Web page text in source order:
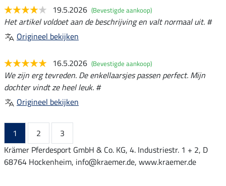
19.5.2026 (Bevestigde aankoop)
Het artikel voldoet aan de beschrijving en valt normaal uit. #
Origineel bekijken
16.5.2026 (Bevestigde aankoop)
We zijn erg tevreden. De enkellaarsjes passen perfect. Mijn
dochter vindt ze heel leuk. #
Origineel bekijken
1 2
3
Krämer Pferdesport GmbH & Co. KG, 4. Industriestr. 1 + 2, D
68764 Hockenheim, info@kraemer.de, www.kraemer.de